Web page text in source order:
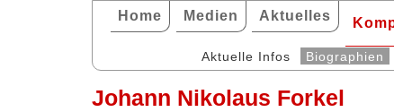
Home Medien Aktuelles
Aktuelle Infos Biographien
Johann Nikolaus Forkel